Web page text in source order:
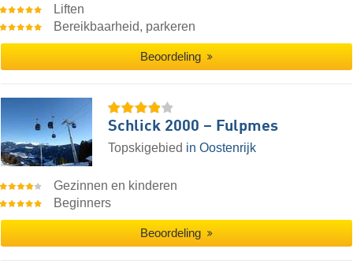
Liften
Bereikbaarheid, parkeren
Beoordeling
Schlick 2000 – Fulpmes
Topskigebied in Oostenrijk
Gezinnen en kinderen
Beginners
Beoordeling